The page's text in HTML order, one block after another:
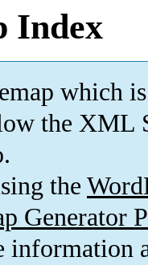
Index
which is
the XML
the
Generator
information